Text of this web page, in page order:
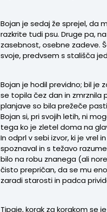
Bojan je sedaj že sprejel, da
razkrite tudi psu. Druge pa,
zasebnost, osebne zadeve.
svoje, predvsem s stališča
Bojan je hodil previdno; bil je
se topila čez dan in zmrznila
planjave so bila prežeče
Bojan si, pri svojih letih, ni
tega ko je zletel doma na
In odprl v sebi izvor, ki je vrel
spoznaval in s težavo
bilo na robu znanega (ali
čisto prepričan, da se mu
zaradi starosti in padca
Tipaje, korak za korakom se